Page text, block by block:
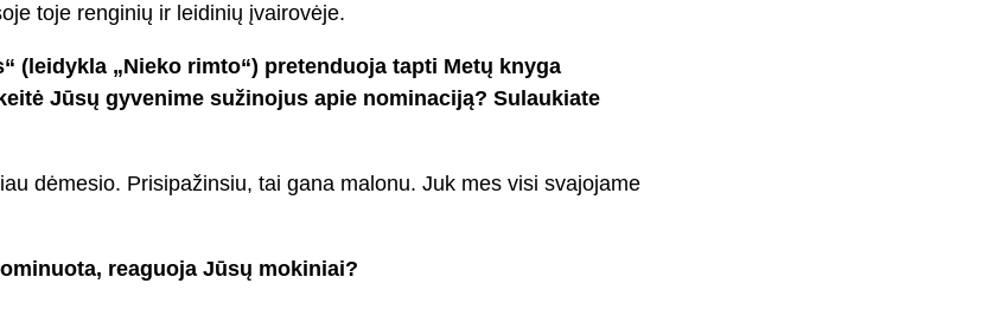
toje renginių ir leidinių įvairovėje.
(leidykla „Nieko rimto“) pretenduoja tapti Metų knyga
Jūsų gyvenime sužinojus apie nominaciją? Sulaukiate
dėmesio. Prisipažinsiu, tai gana malonu. Juk mes visi svajojame
reaguoja Jūsų mokiniai?